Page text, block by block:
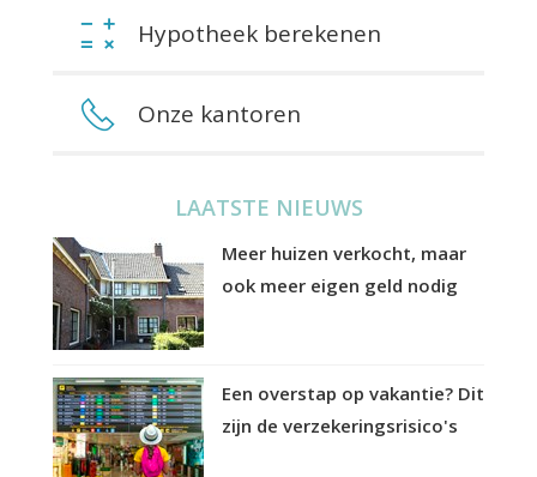
Hypotheek berekenen
Onze kantoren
LAATSTE NIEUWS
Meer huizen verkocht, maar
ook meer eigen geld nodig
Een overstap op vakantie? Dit
zijn de verzekeringsrisico's